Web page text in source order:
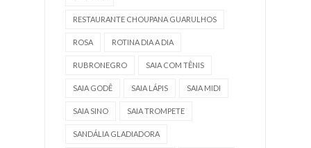
RESTAURANTE CHOUPANA GUARULHOS
ROSA ROTINA DIA A DIA
RUBRONEGRO SAIA COM TÊNIS
SAIA GODÊ SAIA LÁPIS SAIA MIDI
SAIA SINO SAIA TROMPETE
SANDÁLIA GLADIADORA